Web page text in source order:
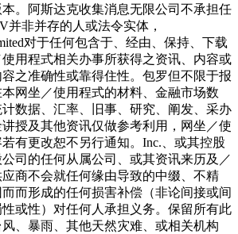
。阿斯达克收集消息无限公司不承担任
非并存的人或法令实体，
对于任何包含于、经由、保持、下载
用程式相关办事所获得之资讯、内容或
之准确性或靠得住性。包罗但不限于报
网坐／使用程式的材料、金融市场数
数据、汇率、旧事、研究、阐发、采办
授及其他资讯仅做参考利用，网坐／使
有更改恕不另行通知。Inc.、或其控股
司的任何从属公司、或其资讯来历及／
商不会就任何缘由导致的中缀、不精
而形成的任何损害补偿（非论间接或间
或性）对任何人承担义务。保留所有此
、暴雨、其他天然灾难、或相关机构